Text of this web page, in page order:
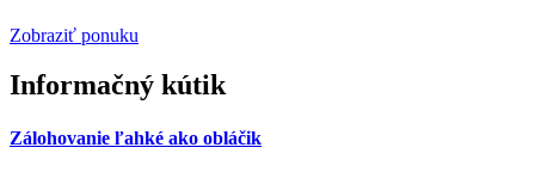
Zobraziť ponuku
Informačný kútik
Zálohovanie ľahké ako obláčik